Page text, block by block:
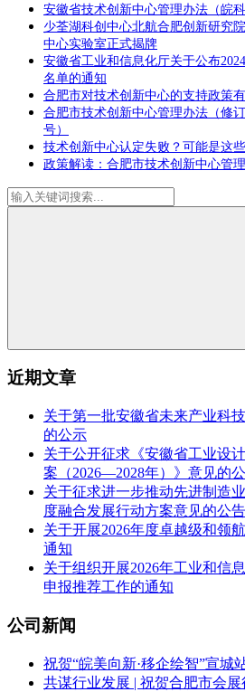
安徽省技术创新中心管理办法（皖科
少荃湖科创中心北航合肥创新研究
中心实验室正式揭牌
安徽省工业和信息化厅关于公布
名单的通知
合肥市对技术创新中心的支持政策
合肥市技术创新中心管理办法（修
号）
技术创新中心认定失败？可能是这
政策解读：合肥市技术创新中心管
近期文章
关于第一批安徽省未来产业科
的公示
关于公开征求《安徽省工业设
案（2026—2028年）》意见的
关于征求进一步推动先进制造
度融合发展行动方案意见的公告
关于开展2026年度卓越级和领
通知
关于组织开展2026年工业和信
申报推荐工作的通知
公司新闻
祝贺“皖美向新·移企绘智”宣城
共谋行业发展 | 祝贺合肥市会